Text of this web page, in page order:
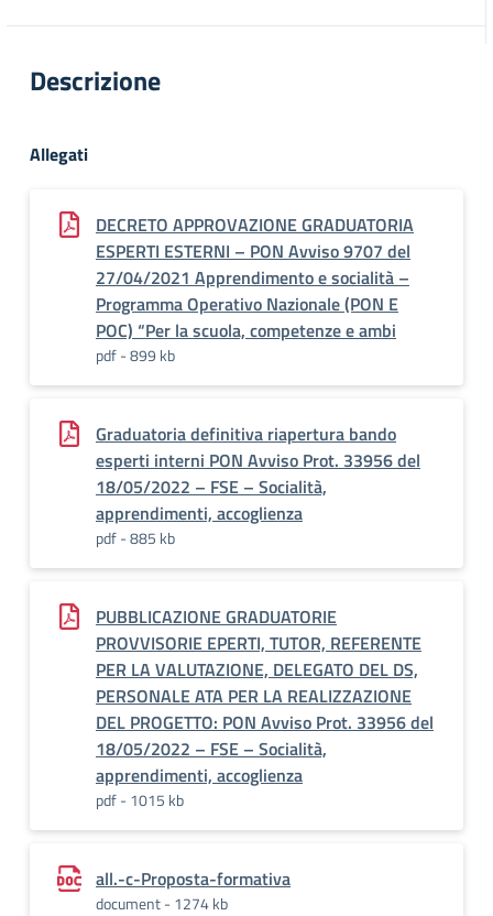
Descrizione
Allegati
DECRETO APPROVAZIONE GRADUATORIA
ESPERTI ESTERNI – PON Avviso 9707 del
27/04/2021 Apprendimento e socialità –
Programma Operativo Nazionale (PON E
POC) “Per la scuola, competenze e ambi
pdf - 899 kb
Graduatoria definitiva riapertura bando
esperti interni PON Avviso Prot. 33956 del
18/05/2022 – FSE – Socialità,
apprendimenti, accoglienza
pdf - 885 kb
PUBBLICAZIONE GRADUATORIE
PROVVISORIE EPERTI, TUTOR, REFERENTE
PER LA VALUTAZIONE, DELEGATO DEL DS,
PERSONALE ATA PER LA REALIZZAZIONE
DEL PROGETTO: PON Avviso Prot. 33956 del
18/05/2022 – FSE – Socialità,
apprendimenti, accoglienza
pdf - 1015 kb
all.-c-Proposta-formativa
document - 1274 kb